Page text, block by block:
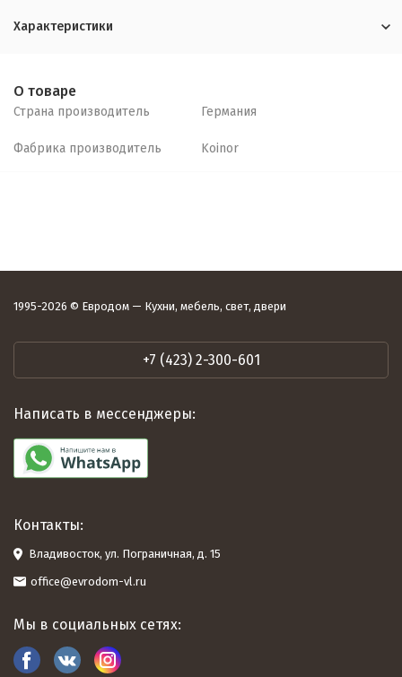
Характеристики
О товаре
Страна производитель Германия
Фабрика производитель Koinor
1995-2026 © Евродом — Кухни, мебель, свет, двери
+7 (423) 2-300-601
Написать в мессенджеры:
Контакты:
Владивосток, ул. Пограничная, д. 15
office@evrodom-vl.ru
Мы в социальных сетях: